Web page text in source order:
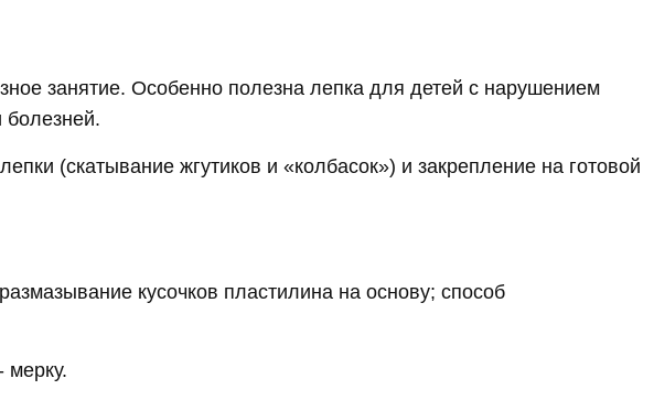
занятие. Особенно полезна лепка для детей с нарушением
болезней.
(скатывание жгутиков и «колбасок») и закрепление на готовой
кусочков пластилина на основу; способ
мерку.